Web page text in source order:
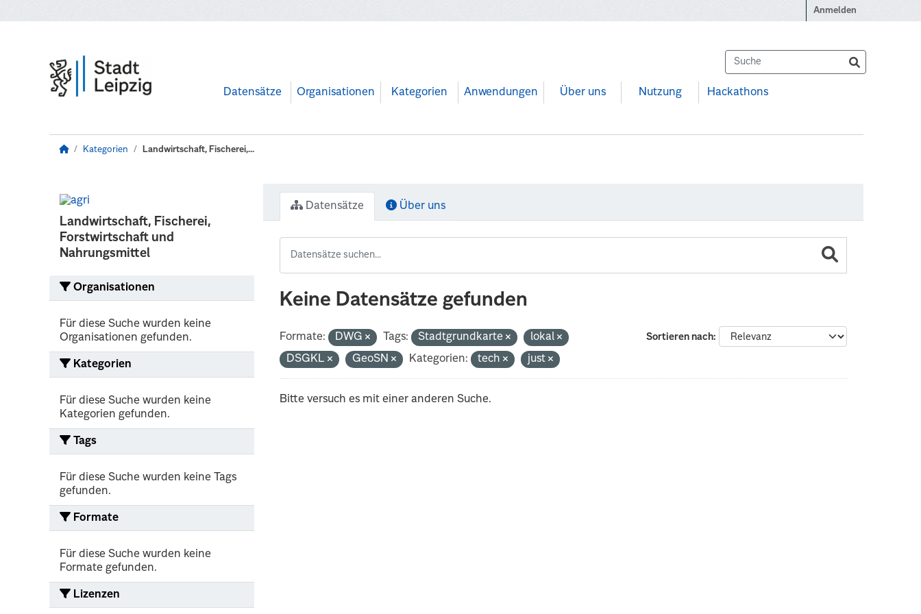
Anmelden
Datensätze Organisationen Kategorien Anwendungen Über uns Nutzung Hackathons
Kategorien Landwirtschaft, Fischerei,...
Landwirtschaft, Fischerei,
Forstwirtschaft und
Nahrungsmittel
Organisationen
Für diese Suche wurden keine
Organisationen gefunden.
Kategorien
Für diese Suche wurden keine
Kategorien gefunden.
Tags
Für diese Suche wurden keine Tags
gefunden.
Formate
Für diese Suche wurden keine
Formate gefunden.
Lizenzen
Datensätze Über uns
Keine Datensätze gefunden
Sortieren nach
Formate: DWG Tags: Stadtgrundkarte
lokal
DSGKL
GeoSN Kategorien: tech just
Bitte versuch es mit einer anderen Suche.